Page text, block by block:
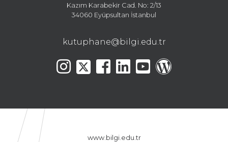
Kazım Karabekir Cad. No: 2/13
34060 Eyüpsultan İstanbul
kutuphane@bilgi.edu.tr
www.bilgi.edu.tr